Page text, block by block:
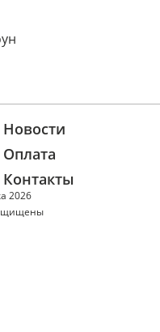
2026
Новости
Оплата
Контакты